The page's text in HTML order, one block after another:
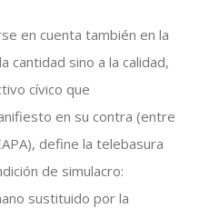
en cuenta también en la
cantidad sino a la calidad,
cívico que
en su contra (entre
define la telebasura
de simulacro:
sustituido por la